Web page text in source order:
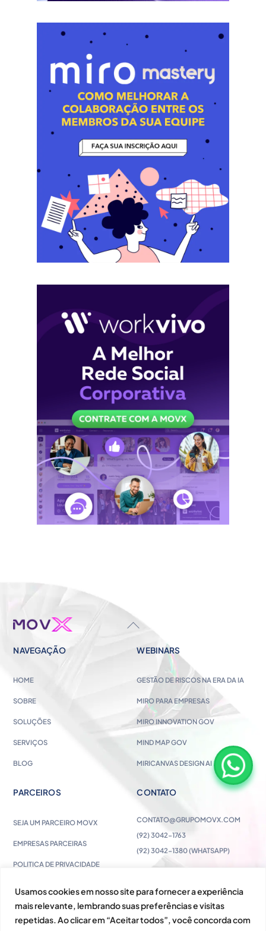
Usamos cookies em nosso site para fornecer a experiência
mais relevante, lembrando suas preferências e visitas
repetidas. Ao clicar em “Aceitar todos”, você concorda com
BACK
TOP
NAVEGAÇÃO
HOME
SOBRE
SOLUÇÕES
SERVIÇOS
BLOG
WEBINARS
GESTÃO DE RISCOS NA ERA DA IA
MIRO PARA EMPRESAS
MIRO INNOVATION GOV
MIND MAP GOV
MIRICANVAS DESIGN AI
PARCEIROS
SEJA UM PARCEIRO MOVX
EMPRESAS PARCEIRAS
POLITICA DE PRIVACIDADE
CONTATO
CONTATO@GRUPOMOVX.COM
(92) 3042-1763
(92) 3042-1380 (WHATSAPP)